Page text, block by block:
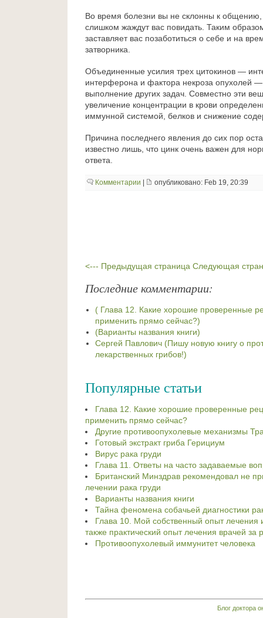
Во время болезни вы не склонны к
слишком жаждут вас повидать. Таким
заставляет вас позаботиться о себе и на
затворника.
Объединенные усилия трех цитокинов —
интерферона и фактора некроза опухолей
выполнение других задач. Совместно эти
увеличение концентрации в крови
иммунной системой, белков и снижение
Причина последнего явления до сих пор
известно лишь, что цинк очень важен для
ответа.
Комментарии опубликовано: Feb 19, 20:39
<--- Предыдущая страница Следующая
Последние комментарии:
( Глава 12. Какие хорошие проверенные
применить прямо сейчас?)
(Варианты названия книги)
Сергей Павлович (Пишу новую книгу о
лекарственных грибов!)
Популярные статьи
Глава 12. Какие хорошие проверенные
применить прямо сейчас?
Другие противоопухолевые механизмы
Готовый экстракт гриба Герициум
Вирус рака груди
Глава 11. Ответы на часто задаваемые
Британский Минздрав рекомендовал не
лечении рака груди
Варианты названия книги
Тайна феномена собачьей диагностики
Глава 10. Мой собственный опыт лечения
также практический опыт лечения врачей за
Противоопухолевый иммунитет человека
Блог доктора